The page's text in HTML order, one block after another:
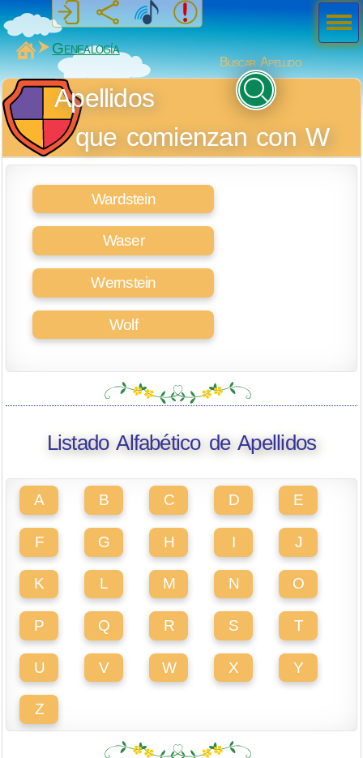
MiSabueso
Genealogía
Buscar Apellido
Apellidos
que comienzan con W
Wardstein
Waser
Wernstein
Wolf
Listado Alfabético de Apellidos
A B C D E
F G H I J
K L M N O
P Q R S T
U V W X Y
Z
Men
ú